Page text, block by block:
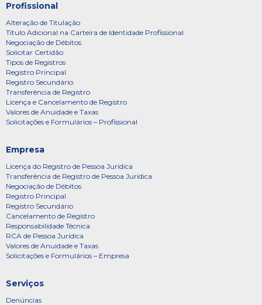
Profissional
Alteração de Titulação
Título Adicional na Carteira de Identidade Profissional
Negociação de Débitos
Solicitar Certidão
Tipos de Registros
Registro Principal
Registro Secundário
Transferência de Registro
Licença e Cancelamento de Registro
Valores de Anuidade e Taxas
Solicitações e Formulários – Profissional
Empresa
Licença do Registro de Pessoa Jurídica
Transferência de Registro de Pessoa Jurídica
Negociação de Débitos
Registro Principal
Registro Secundário
Cancelamento de Registro
Responsabilidade Técnica
RCA de Pessoa Jurídica
Valores de Anuidade e Taxas
Solicitações e Formulários – Empresa
Serviços
Denúncias